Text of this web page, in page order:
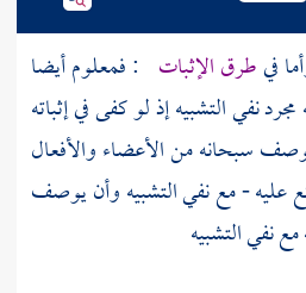
فيطرق الإثبات : فمعلوم أيضا
نفي التشبيه إذ لو كفى في إثباته
سبحانه من الأعضاء والأفعال
عليه - مع نفي التشبيه وأن يوصف
نفي التشبيه